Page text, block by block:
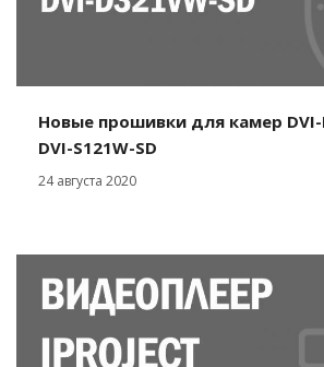
Новые прошивки для камер DVI-
DVI-S121W-SD
24 августа 2020